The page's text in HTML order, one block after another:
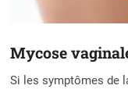
Mycose
Si les symptômes de